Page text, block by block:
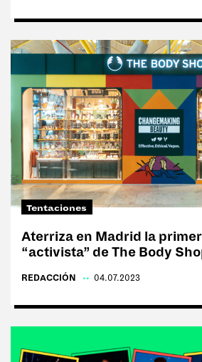
Tentaciones
Aterriza en Madrid la
“activista” de The Body
REDACCIÓN 04.07.2023